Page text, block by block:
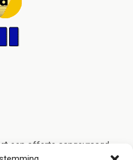
een offerte aangevraagd.